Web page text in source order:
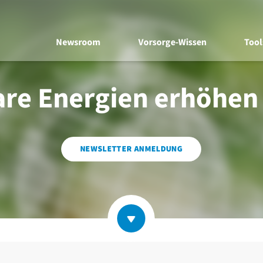
Newsroom Vorsorge-Wissen
Energien
NEWSLETTER ANMELDUNG